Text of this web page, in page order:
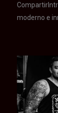
moderno e